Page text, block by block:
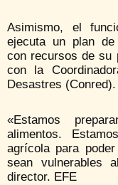
Asimismo, el
ejecuta un plan de
con recursos de su
con la
Desastres (Conred).
«Estamos
alimentos.
agrícola para
sean vulnerables
director. EFE